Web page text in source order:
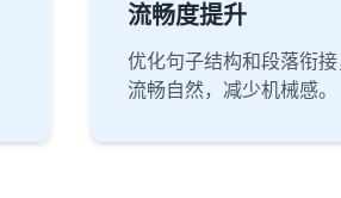
流畅度提升
优化句子结构和段落衔
流畅自然，减少机械感。